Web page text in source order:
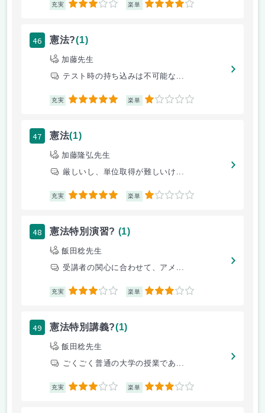
充実 3 楽単 4
46 憲法?(1)
加藤先生
テスト時の持ち込みは不可能な...
充実 5 楽単 1
47 憲法(1)
加藤隆弘先生
厳しいし、単位取得が難しいけ...
充実 5 楽単 1
48 憲法特別演習? (1)
飯田稔先生
受講者の関心に合わせて、アメ...
充実 3 楽単 3
49 憲法特別講義?(1)
飯田稔先生
ごくごく普通の大学の授業であ...
充実 3 楽単 3